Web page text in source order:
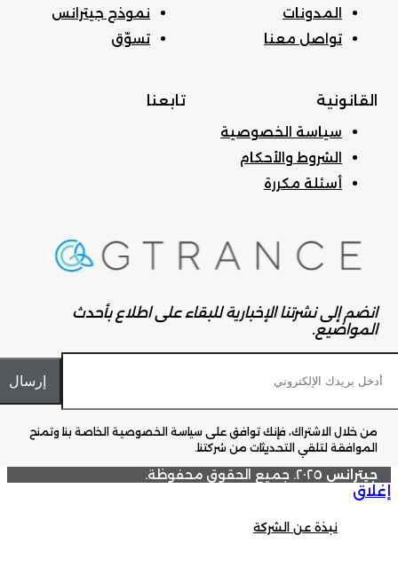
المدونات
تواصل معنا
نموذج جيترانس
تسوّق
القانونية
سياسة الخصوصية
الشروط والأحكام
أسئلة مكررة
تابعنا
انضم إلى نشرتنا الإخبارية للبقاء على اطلاع بأحدث
المواضيع.
من خلال الاشتراك، فإنك توافق على سياسة الخصوصية الخاصة بنا وتمنح
الموافقة لتلقي التحديثات من شركتنا.
جيترانس
إغلاق
نبذة عن الشركة